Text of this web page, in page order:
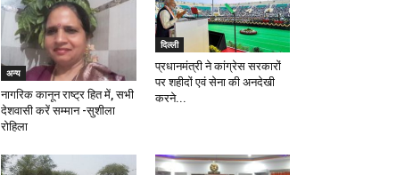
अन्य
नागरिक कानून राष्ट्र हित में, सभी
देशवासी करें सम्मान -सुशीला
रोहिला
दिल्ली
प्रधानमंत्री ने कांग्रेस सरकारों
पर शहीदों एवं सेना की अनदेखी
करने...